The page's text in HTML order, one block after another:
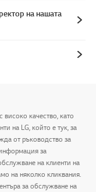
на нашата
качество, като
на LG, който е тук, за
от ръководство за
за
на клиенти на
на няколко кликвания.
за обслужване на